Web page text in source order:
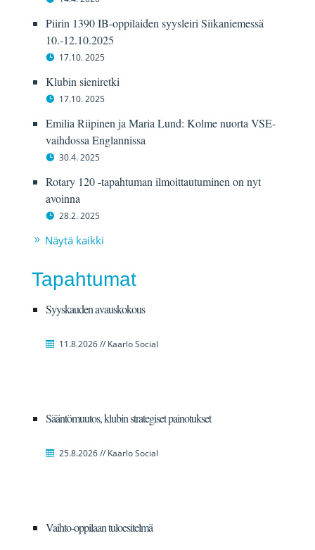
Piirin 1390 IB-oppilaiden syysleiri Siikaniemessä
10.-12.10.2025
17.10. 2025
Klubin sieniretki
17.10. 2025
Emilia Riipinen ja Maria Lund: Kolme nuorta VSE-
vaihdossa Englannissa
30.4. 2025
Rotary 120 -tapahtuman ilmoittautuminen on nyt
avoinna
28.2. 2025
Näytä kaikki
Tapahtumat
Syyskauden avauskokous
11.8.2026 // Kaarlo Social
Sääntömuutos, klubin strategiset painotukset
25.8.2026 // Kaarlo Social
Vaihto-oppilaan tuloesitelmä